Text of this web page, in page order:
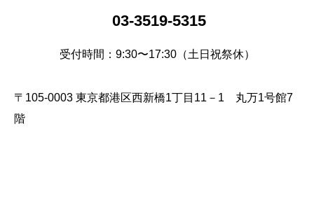
03-3519-5315
受付時間：9:30〜17:30（土日祝祭休）
〒105-0003 東京都港区西新橋1丁目11－1 丸万1号館7
階